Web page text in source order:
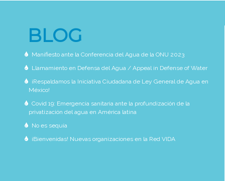
BLOG
Manifiesto ante la Conferencia del Agua de la ONU 2023
Llamamiento en Defensa del Agua / Appeal in Defense of Water
¡Respaldamos la Iniciativa Ciudadana de Ley General de Agua en
México!
Covid 19: Emergencia sanitaria ante la profundización de la
privatización del agua en América latina
No es sequía
¡Bienvenidas! Nuevas organizaciones en la Red VIDA